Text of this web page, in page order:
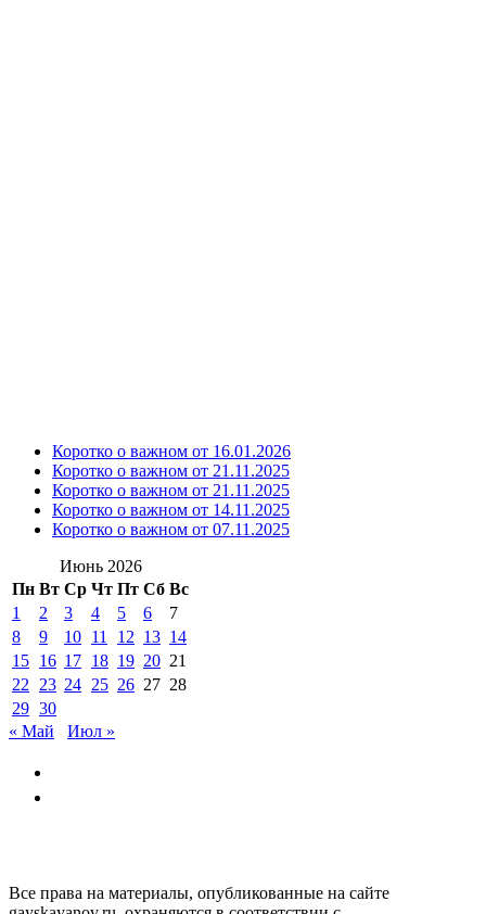
Коротко о важном от 16.01.2026
Коротко о важном от 21.11.2025
Коротко о важном от 21.11.2025
Коротко о важном от 14.11.2025
Коротко о важном от 07.11.2025
Июнь 2026
Пн Вт Ср Чт Пт Сб Вс
1
2 3 4 5 6
7
8
9 10 11 12 13 14
15 16 17 18 19 20 21
22
23 24 25 26 27 28
29 30
« Май
Июл »
Все права на материалы, опубликованные на сайте